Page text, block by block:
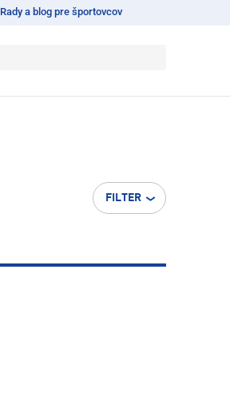
Rady a blog pre športovcov
FILTER